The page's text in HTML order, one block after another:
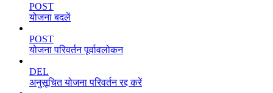
POST
योजना बदलें
POST
योजना परिवर्तन पूर्वावलोकन
DEL
अनुसूचित योजना परिवर्तन रद्द करें